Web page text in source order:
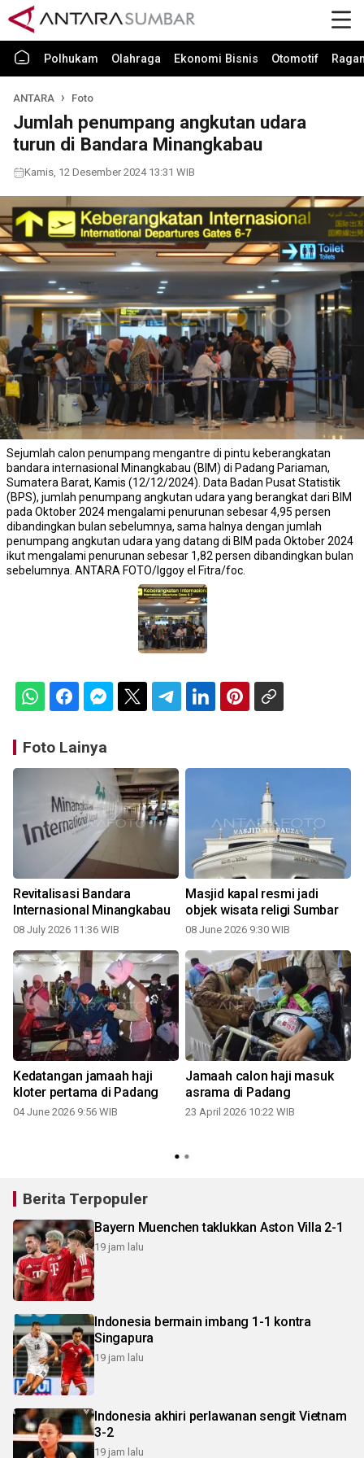
Polhukam Olahraga Ekonomi Bisnis Otomotif
ANTARA Foto
Jumlah penumpang angkutan udara
turun di Bandara Minangkabau
Kamis, 12 Desember 2024 13:31 WIB
Sejumlah calon penumpang mengantre di pintu keberangkatan
bandara internasional Minangkabau (BIM) di Padang Pariaman,
Sumatera Barat, Kamis (12/12/2024). Data Badan Pusat Statistik
(BPS), jumlah penumpang angkutan udara yang berangkat dari BIM
pada Oktober 2024 mengalami penurunan sebesar 4,95 persen
dibandingkan bulan sebelumnya, sama halnya dengan jumlah
penumpang angkutan udara yang datang di BIM pada Oktober 2024
ikut mengalami penurunan sebesar 1,82 persen dibandingkan bulan
sebelumnya. ANTARA FOTO/Iggoy el Fitra/foc.
Foto Lainya
Revitalisasi Bandara
Internasional Minangkabau
08 July 2026 11:36 WIB
Masjid kapal resmi jadi
objek wisata religi Sumbar
08 June 2026 9:30 WIB
Kedatangan jamaah haji
kloter pertama di Padang
04 June 2026 9:56 WIB
Jamaah calon haji masuk
asrama di Padang
23 April 2026 10:22 WIB
Berita Terpopuler
Bayern Muenchen taklukkan Aston Villa 2-1
19 jam lalu
Indonesia bermain imbang 1-1 kontra
Singapura
19 jam lalu
Indonesia akhiri perlawanan sengit Vietnam
3-2
19 jam lalu